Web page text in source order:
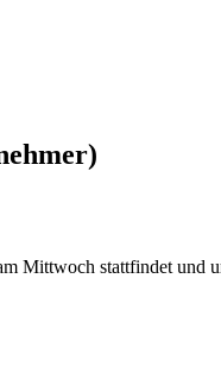
Mittwoch stattfindet und